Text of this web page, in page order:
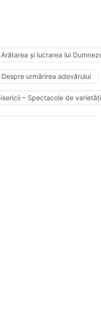
și lucrarea lui
urmărirea adevărului
– Spectacole de varietăți